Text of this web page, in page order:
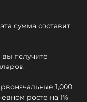
сумма составит
получите
1,000
росте на 1%